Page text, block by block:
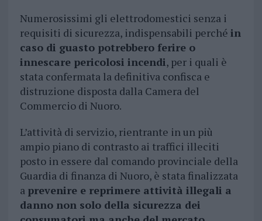
Numerosissimi gli elettrodomestici senza i
requisiti di sicurezza, indispensabili perché in
caso di guasto potrebbero ferire o
innescare pericolosi incendi, per i quali è
stata confermata la definitiva confisca e
distruzione disposta dalla Camera del
Commercio di Nuoro.
L’attività di servizio, rientrante in un più
ampio piano di contrasto ai traffici illeciti
posto in essere dal comando provinciale della
Guardia di finanza di Nuoro, è stata finalizzata
a prevenire e reprimere attività illegali a
danno non solo della sicurezza dei